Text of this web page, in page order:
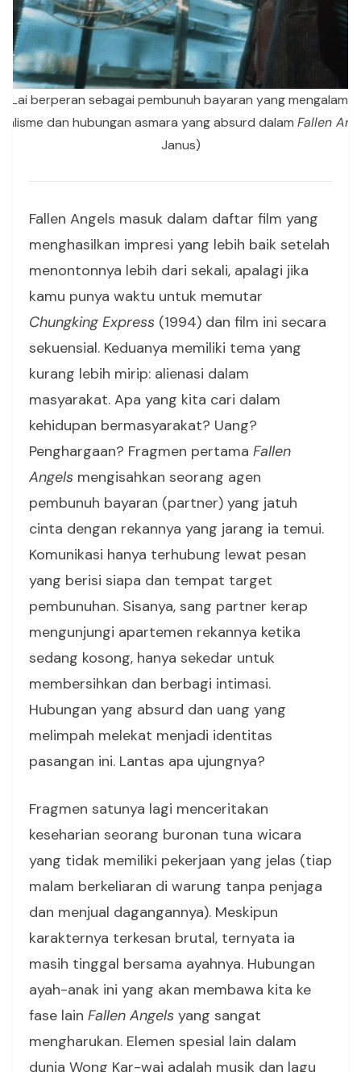
Lai berperan sebagai pembunuh bayaran yang mengalami
dan hubungan asmara yang absurd dalam Fallen
Janus)
Fallen Angels masuk dalam daftar film yang
menghasilkan impresi yang lebih baik setelah
menontonnya lebih dari sekali, apalagi jika
kamu punya waktu untuk memutar
Chungking Express (1994) dan film ini secara
sekuensial. Keduanya memiliki tema yang
kurang lebih mirip: alienasi dalam
masyarakat. Apa yang kita cari dalam
kehidupan bermasyarakat? Uang?
Penghargaan? Fragmen pertama Fallen
Angels mengisahkan seorang agen
pembunuh bayaran (partner) yang jatuh
cinta dengan rekannya yang jarang ia temui.
Komunikasi hanya terhubung lewat pesan
yang berisi siapa dan tempat target
pembunuhan. Sisanya, sang partner kerap
mengunjungi apartemen rekannya ketika
sedang kosong, hanya sekedar untuk
membersihkan dan berbagi intimasi.
Hubungan yang absurd dan uang yang
melimpah melekat menjadi identitas
pasangan ini. Lantas apa ujungnya?
Fragmen satunya lagi menceritakan
keseharian seorang buronan tuna wicara
yang tidak memiliki pekerjaan yang jelas (tiap
malam berkeliaran di warung tanpa penjaga
dan menjual dagangannya). Meskipun
karakternya terkesan brutal, ternyata ia
masih tinggal bersama ayahnya. Hubungan
ayah-anak ini yang akan membawa kita ke
fase lain Fallen Angels yang sangat
mengharukan. Elemen spesial lain dalam
dunia Wong Kar-wai adalah musik dan lagu